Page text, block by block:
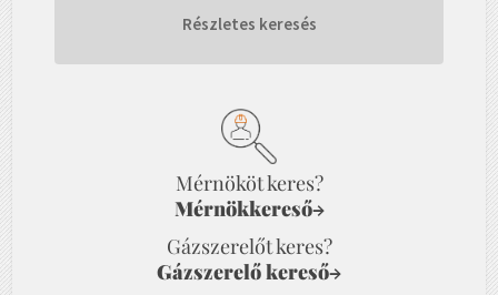
Részletes keresés
Mérnököt keres?
Mérnökkereső→
Gázszerelőt keres?
Gázszerelő kereső→